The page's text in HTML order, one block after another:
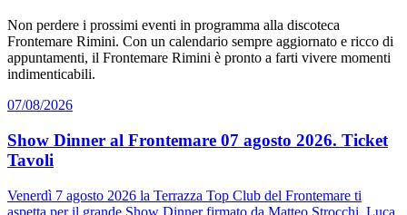
Non perdere i prossimi eventi in programma alla discoteca
Frontemare Rimini. Con un calendario sempre aggiornato e ricco di
appuntamenti, il Frontemare Rimini è pronto a farti vivere momenti
indimenticabili.
07/08/2026
Show Dinner al Frontemare 07 agosto 2026. Ticket
Tavoli
Venerdì 7 agosto 2026 la Terrazza Top Club del Frontemare ti
aspetta per il grande Show Dinner firmato da Matteo Strocchi, Luca